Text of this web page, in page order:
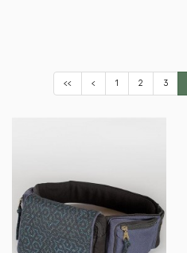
<< < 1 2 3